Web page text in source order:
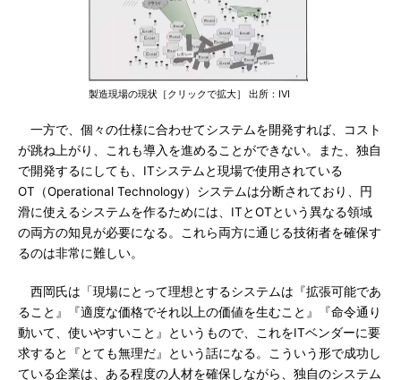
製造現場の現状［クリックで拡大］ 出所：IVI
一方で、個々の仕様に合わせてシステムを開発すれば、コスト
が跳ね上がり、これも導入を進めることができない。また、独自
で開発するにしても、ITシステムと現場で使用されている
OT（Operational Technology）システムは分断されており、円
滑に使えるシステムを作るためには、ITとOTという異なる領域
の両方の知見が必要になる。これら両方に通じる技術者を確保す
るのは非常に難しい。
西岡氏は「現場にとって理想とするシステムは『拡張可能であ
ること』『適度な価格でそれ以上の価値を生むこと』『命令通り
動いて、使いやすいこと』というもので、これをITベンダーに要
求すると『とても無理だ』という話になる。こういう形で成功し
ている企業は、ある程度の人材を確保しながら、独自のシステム